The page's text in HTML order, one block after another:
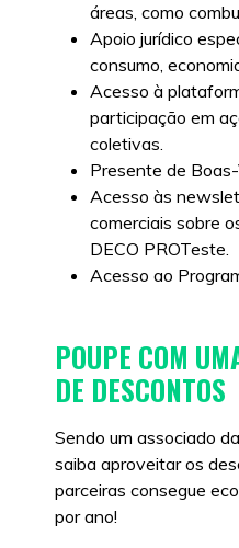
áreas, como
Apoio jurídico
consumo,
Acesso à
participação em
coletivas.
Presente de
Acesso às
comerciais sobre
DECO PROTeste.
Acesso ao
POUPE COM
DE DESCONTOS
Sendo um associado da
saiba aproveitar os
parceiras consegue
por ano!